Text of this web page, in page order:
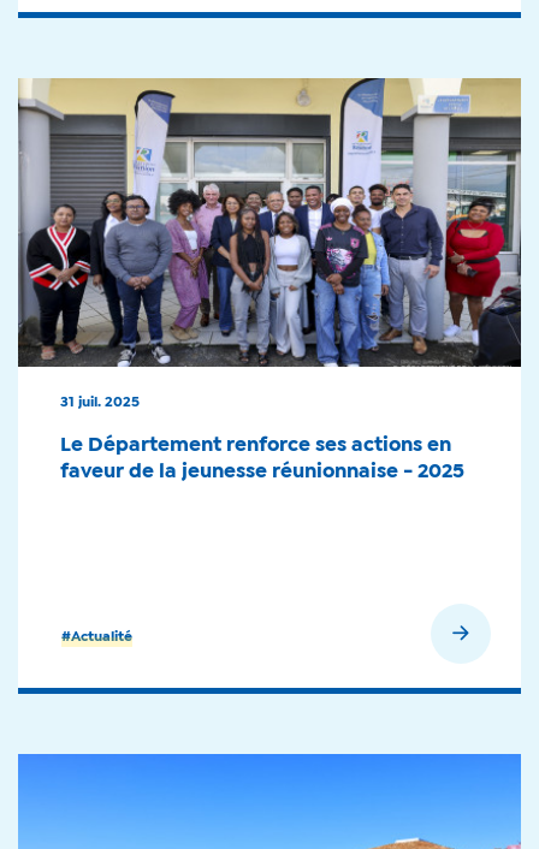
#Actualité
31 juil. 2025
Le Département renforce ses actions en
faveur de la jeunesse réunionnaise - 2025